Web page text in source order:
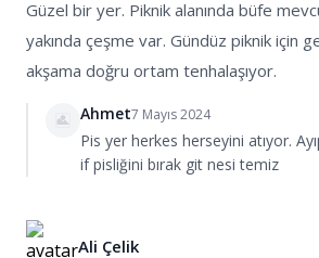
taşıma araçlarıyla ulaşımın sınırlı
ziyaretçilerin özel araçlarıyla
önerilmektedir. Ancak, gölete
karşılaşılan manzaranın tüm
vurgulanmaktadır. Ayrıca,
çevresinde herhangi bir market veya
yanlarında getirmeleri gerektiğini
Güzel bir yer. Piknik alanında büfe
yakında çeşme var. Gündüz piknik için
akşama doğru ortam tenhalaşıyor.
Ahmet7 Mayıs 2024
Pis yer herkes herseyini atıyor.
if pisliğini bırak git nesi temiz
Ali Çelik